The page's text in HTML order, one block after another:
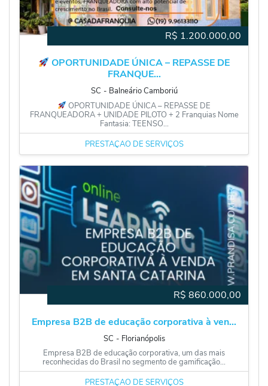
R$ 1.200.000,00
OPORTUNIDADE ÚNICA – REPASSE DE
FRANQUE...
SC ‐ Balneário Camboriú
OPORTUNIDADE ÚNICA – REPASSE DE
FRANQUEADORA + UNIDADE PILOTO + 2 Franquias Nome
Fantasia: TEENSO...
PRESTAÇÃO DE SERVIÇOS
R$ 860.000,00
Empresa B2B de educação corporativa à ven...
SC ‐ Florianópolis
Empresa B2B de educação corporativa, um das mais
reconhecidas do Brasil no segmento de gamificação...
PRESTAÇÃO DE SERVIÇOS